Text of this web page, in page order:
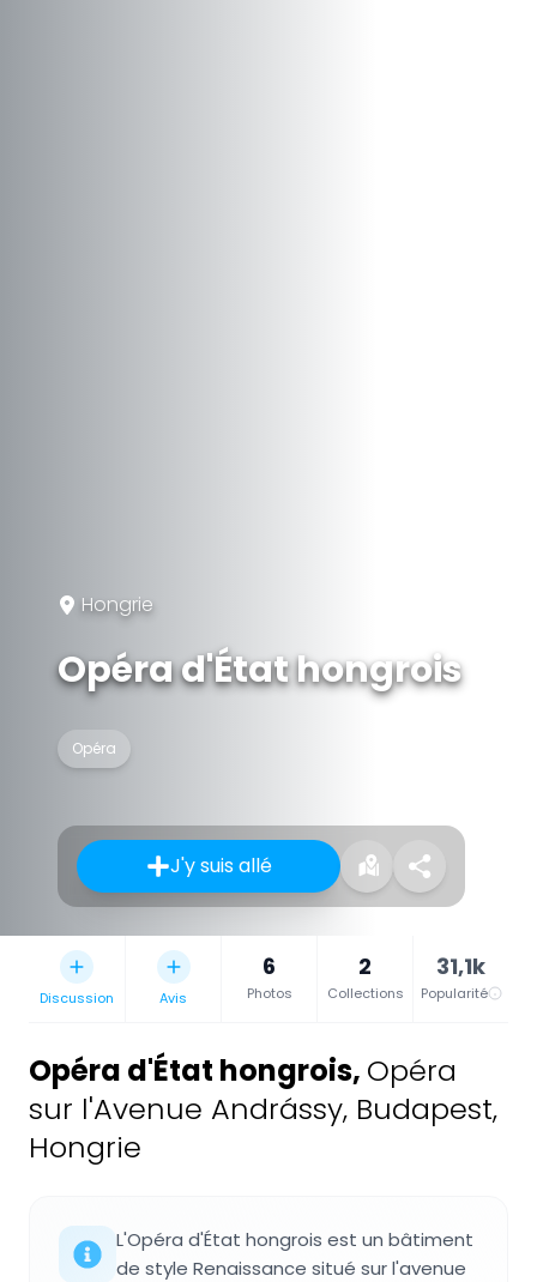
Hongrie
Opéra d'État hongrois
Opéra
J'y suis allé
Discussion Avis
6
Photos
2
Collections
31,1k
Popularité
Opéra d'État hongrois, Opéra
sur l'Avenue Andrássy, Budapest,
Hongrie
L'Opéra d'État hongrois est un bâtiment
de style Renaissance situé sur l'avenue